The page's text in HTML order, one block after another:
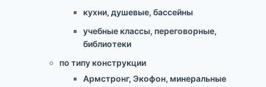
кухни, душевые, бассейны
учебные классы, переговорные,
библиотеки
по типу конструкции
Армстронг, Экофон, минеральные